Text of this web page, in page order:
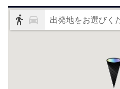
出発地をお選びく